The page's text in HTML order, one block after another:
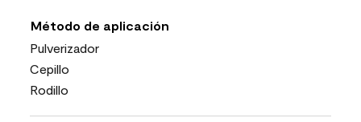
Método de aplicación
Pulverizador
Cepillo
Rodillo